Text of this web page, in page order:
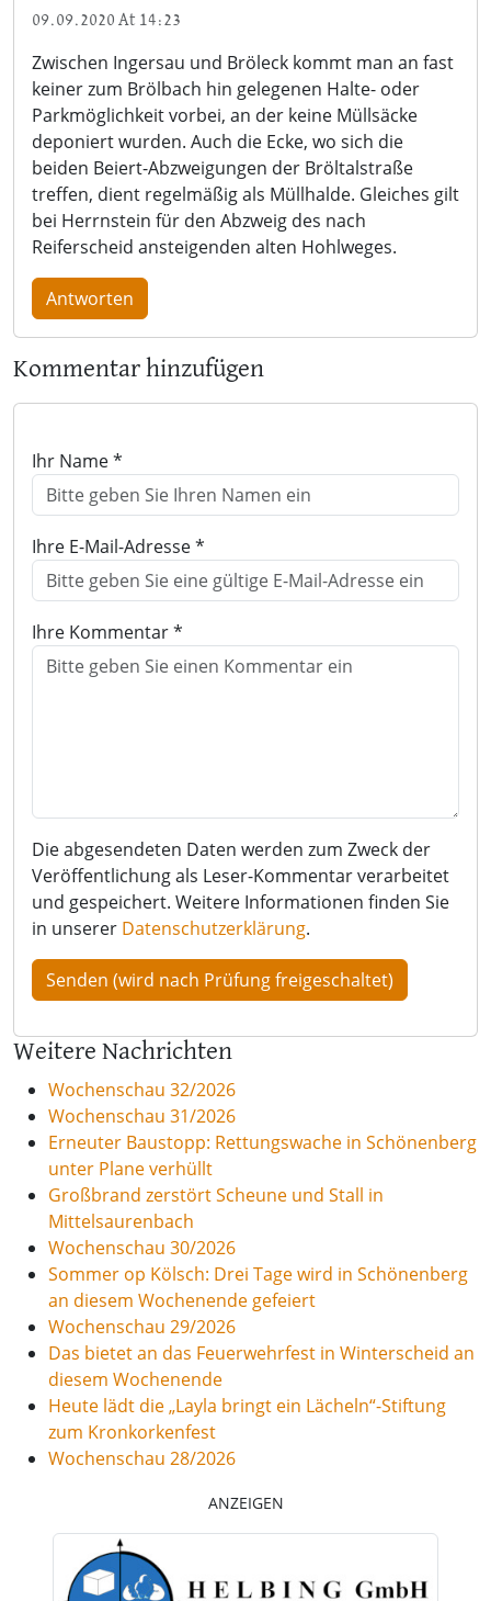
09.09.2020 At 14:23
Zwischen Ingersau und Bröleck kommt man an fast
keiner zum Brölbach hin gelegenen Halte- oder
Parkmöglichkeit vorbei, an der keine Müllsäcke
deponiert wurden. Auch die Ecke, wo sich die
beiden Beiert-Abzweigungen der Bröltalstraße
treffen, dient regelmäßig als Müllhalde. Gleiches gilt
bei Herrnstein für den Abzweig des nach
Reiferscheid ansteigenden alten Hohlweges.
Antworten
Kommentar hinzufügen
Ihr Name *
Ihre E-Mail-Adresse *
Ihre Kommentar *
Die abgesendeten Daten werden zum Zweck der
Veröffentlichung als Leser-Kommentar verarbeitet
und gespeichert. Weitere Informationen finden Sie
in unserer Datenschutzerklärung.
Weitere Nachrichten
Wochenschau 32/2026
Wochenschau 31/2026
Erneuter Baustopp: Rettungswache in Schönenberg
unter Plane verhüllt
Großbrand zerstört Scheune und Stall in
Mittelsaurenbach
Wochenschau 30/2026
Sommer op Kölsch: Drei Tage wird in Schönenberg
an diesem Wochenende gefeiert
Wochenschau 29/2026
Das bietet an das Feuerwehrfest in Winterscheid an
diesem Wochenende
Heute lädt die „Layla bringt ein Lächeln“-Stiftung
zum Kronkorkenfest
Wochenschau 28/2026
ANZEIGEN